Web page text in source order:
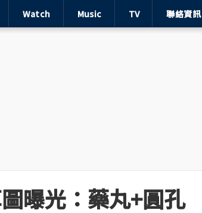
Watch Music TV 聯絡資訊
曝光：藥丸+圓孔